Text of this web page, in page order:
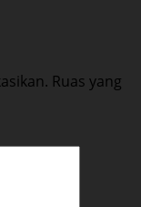
Ruas yang